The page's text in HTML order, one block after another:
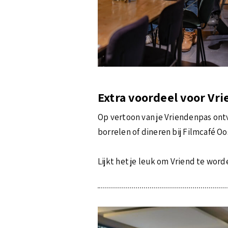
Extra voordeel voor
Op vertoon van je Vriendenpas
borrelen of dineren bij Filmcafé
Lijkt het je leuk om Vriend te